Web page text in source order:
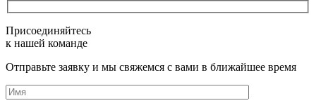
Присоединяйтесь
к нашей команде
Отправьте заявку и мы свяжемся с вами в ближайшее время